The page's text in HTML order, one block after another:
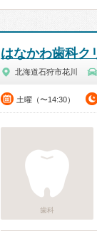
はなかわ歯科ク
北海道石狩市花川
土曜（〜14:30）
歯科